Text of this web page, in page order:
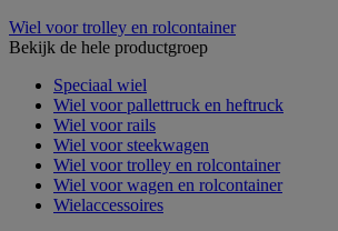
Wiel voor trolley en rolcontainer
Bekijk de hele productgroep
Speciaal wiel
Wiel voor pallettruck en heftruck
Wiel voor rails
Wiel voor steekwagen
Wiel voor trolley en rolcontainer
Wiel voor wagen en rolcontainer
Wielaccessoires